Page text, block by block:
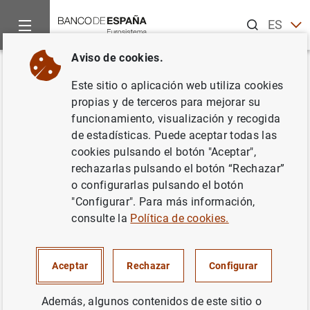
ESEN
Inicio Noticias y eventos
Volver
Evolución económica y
financiera de la zona del euro
por sectores institucionales:
tercer trimestre de 2018
SITUACIÓN ECONÓMICA
Aviso de cookies.
Este sitio o aplicación web utiliza cookies
propias y de terceros para mejorar su
funcionamiento, visualización y recogida
de estadísticas. Puede aceptar todas las
cookies pulsando el botón "Aceptar",
rechazarlas pulsando el botón “Rechazar”
o configurarlas pulsando el botón
"Configurar". Para más información,
consulte la Política de cookies.
Aceptar Rechazar Configurar
Además, algunos contenidos de este sitio o